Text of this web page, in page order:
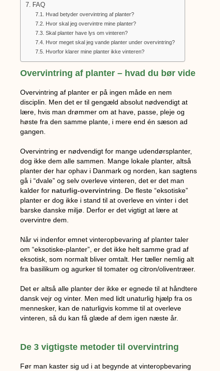
FAQ
Hvad betyder overvintring af planter?
Hvor skal jeg overvintre mine planter?
Skal planter have lys om vinteren?
Hvor meget skal jeg vande planter under overvintring?
Hvorfor klarer mine planter ikke vinteren?
Overvintring af planter – hvad du bør vide
Overvintring af planter er på ingen måde en nem
disciplin. Men det er til gengæld absolut nødvendigt at
lære, hvis man drømmer om at have, passe, pleje og
høste fra den samme plante, i mere end én sæson ad
gangen.
Overvintring er nødvendigt for mange udendørsplanter,
dog ikke dem alle sammen. Mange lokale planter, altså
planter der har ophav i Danmark og norden, kan sagtens
gå i “dvale” og selv overleve vinteren, det er det man
kalder for naturlig-overvintring . De fleste “eksotiske”
planter er dog ikke i stand til at overleve en vinter i det
barske danske miljø. Derfor er det vigtigt at lære at
overvintre dem.
Når vi indenfor emnet vinteropbevaring af planter taler
om “eksotiske-planter”, er det ikke helt samme grad af
eksotisk, som normalt bliver omtalt. Her tæller nemlig alt
fra basilikum og agurker til tomater og citron/oliventræer.
Det er altså alle planter der ikke er egnede til at håndtere
dansk vejr og vinter. Men med lidt unaturlig hjælp fra os
mennesker, kan de naturligvis komme til at overleve
vinteren, så du kan få glæde af dem igen næste år.
De 3 vigtigste metoder til overvintring
Før man kaster sig ud i at begynde at vinteropbevaring